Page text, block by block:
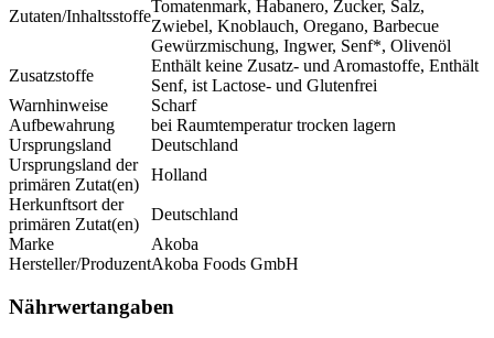
Zutaten/Inhaltsstoffe
Tomatenmark, Habanero, Zucker, Salz,
Zwiebel, Knoblauch, Oregano, Barbecue
Gewürzmischung, Ingwer, Senf*, Olivenöl
Zusatzstoffe
Enthält keine Zusatz- und Aromastoffe, Enthält
Senf, ist Lactose- und Glutenfrei
Warnhinweise
Scharf
Aufbewahrung
bei Raumtemperatur trocken lagern
Ursprungsland
Deutschland
Ursprungsland der
primären Zutat(en)
Holland
Herkunftsort der
primären Zutat(en)
Deutschland
Marke
Akoba
Hersteller/ProduzentAkoba Foods GmbH
Nährwertangaben